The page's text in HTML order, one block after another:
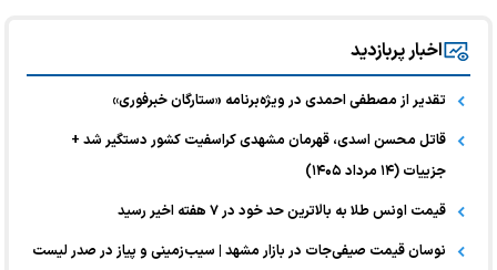
اخبار پربازدید
تقدیر از مصطفی احمدی در ویژه‌برنامه «ستارگان خبرفوری»
قاتل محسن اسدی، قهرمان مشهدی کراسفیت کشور دستگیر شد +
جزییات (۱۴ مرداد ۱۴۰۵)
قیمت اونس طلا به بالاترین حد خود در ۷ هفته اخیر رسید
نوسان قیمت صیفی‌جات در بازار مشهد | سیب‌زمینی و پیاز در صدر لیست